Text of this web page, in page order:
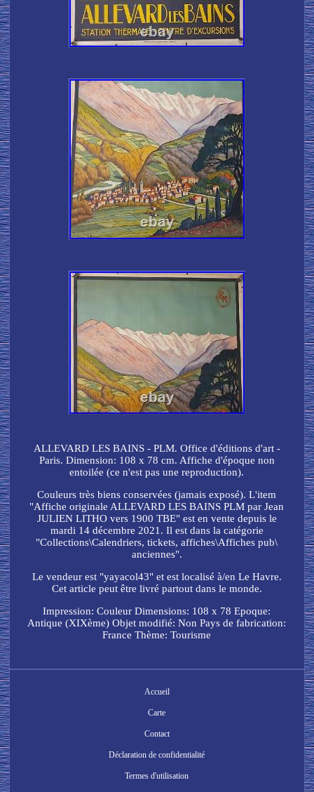
ALLEVARD LES BAINS - PLM. Office d'éditions d'art -
Paris. Dimension: 108 x 78 cm. Affiche d'époque non
entoilée (ce n'est pas une reproduction).
Couleurs très biens conservées (jamais exposé). L'item
"Affiche originale ALLEVARD LES BAINS PLM par Jean
JULIEN LITHO vers 1900 TBE" est en vente depuis le
mardi 14 décembre 2021. Il est dans la catégorie
"Collections\Calendriers, tickets, affiches\Affiches pub\
anciennes".
Le vendeur est "yayacol43" et est localisé à/en Le Havre.
Cet article peut être livré partout dans le monde.
Impression: Couleur Dimensions: 108 x 78 Epoque:
Antique (XIXème) Objet modifié: Non Pays de fabrication:
France Thème: Tourisme
Accueil
Carte
Contact
Déclaration de confidentialité
Termes d'utilisation